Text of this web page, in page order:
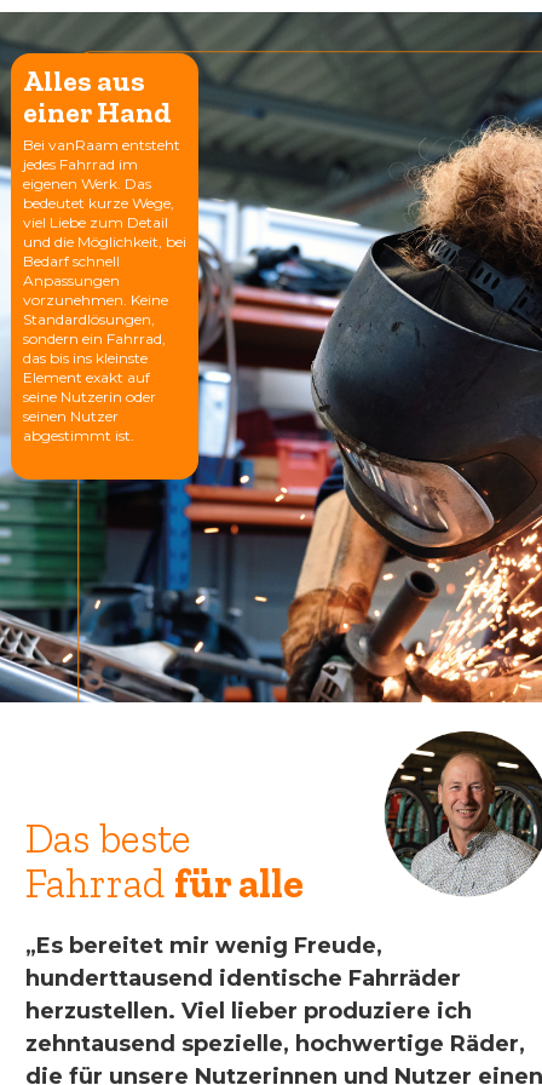
Das beste
Fahrrad für alle
„Es bereitet mir wenig Freude,
hunderttausend identische Fahrräder
herzustellen. Viel lieber produziere ich
zehntausend spezielle, hochwertige Räder,
die für unsere Nutzerinnen und Nutzer einen
Alles aus
einer Hand
Bei vanRaam entsteht
jedes Fahrrad im
eigenen Werk. Das
bedeutet kurze Wege,
viel Liebe zum Detail
und die Möglichkeit, bei
Bedarf schnell
Anpassungen
vorzunehmen. Keine
Standardlösungen,
sondern ein Fahrrad,
das bis ins kleinste
Element exakt auf
seine Nutzerin oder
seinen Nutzer
abgestimmt ist.